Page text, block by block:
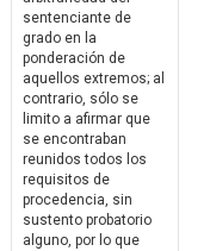
sentenciante de
grado en la
ponderación de
aquellos extremos; al
contrario, sólo se
limito a afirmar que
se encontraban
reunidos todos los
requisitos de
procedencia, sin
sustento probatorio
alguno, por lo que